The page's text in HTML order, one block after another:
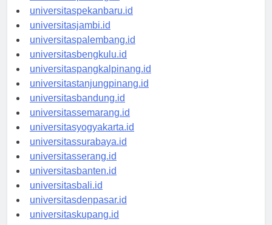
universitaspadang.id
universitaspekanbaru.id
universitasjambi.id
universitaspalembang.id
universitasbengkulu.id
universitaspangkalpinang.id
universitastanjungpinang.id
universitasbandung.id
universitassemarang.id
universitasyogyakarta.id
universitassurabaya.id
universitasserang.id
universitasbanten.id
universitasbali.id
universitasdenpasar.id